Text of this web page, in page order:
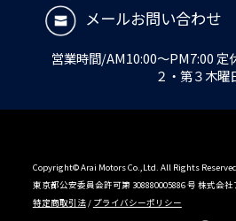
メールお問い合わせ
営業時間/AM10:00～PM7:00 定
２・第３木曜
Copyright© Arai Motors Co.,Ltd. All Rights
東京都公安委員会許可第 308880005886 号 株式会
特定商取引法/ プライバシーポリシー